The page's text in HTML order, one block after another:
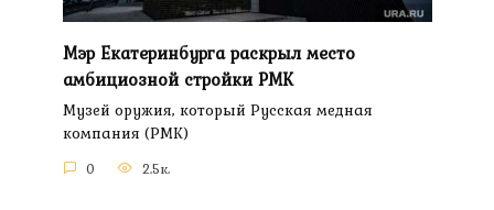
Мэр Екатеринбурга раскрыл место
амбициозной стройки РМК
Музей оружия, который Русская медная
компания (РМК)
0 2.5к.